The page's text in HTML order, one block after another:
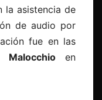
la asistencia de
de audio por
fue en las
Malocchioen